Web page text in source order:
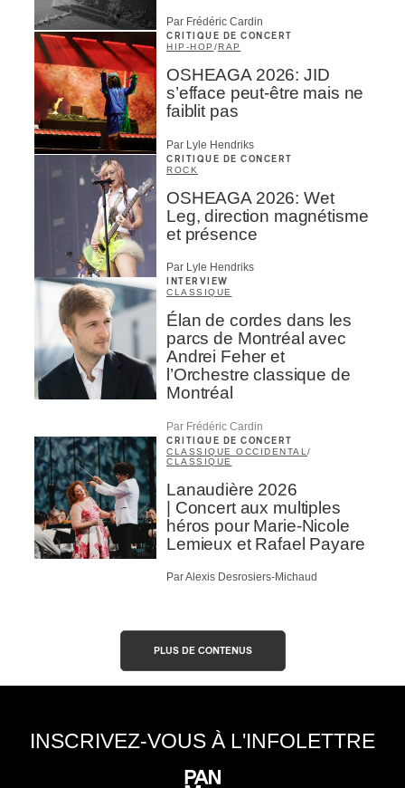
Par Frédéric Cardin
CRITIQUE DE CONCERT
HIP-HOP /RAP
OSHEAGA 2026: JID
s’efface peut-être mais ne
faiblit pas
Par Lyle Hendriks
CRITIQUE DE CONCERT
ROCK
OSHEAGA 2026: Wet
Leg, direction magnétisme
et présence
Par Lyle Hendriks
INTERVIEW
CLASSIQUE
Élan de cordes dans les
parcs de Montréal avec
Andrei Feher et
l’Orchestre classique de
Montréal
Par Frédéric Cardin
CRITIQUE DE CONCERT
CLASSIQUE OCCIDENTAL /
CLASSIQUE
Lanaudière 2026
| Concert aux multiples
héros pour Marie-Nicole
Lemieux et Rafael Payare
Par Alexis Desrosiers-Michaud
PLUS DE CONTENUS
INSCRIVEZ-VOUS À L'INFOLETTRE